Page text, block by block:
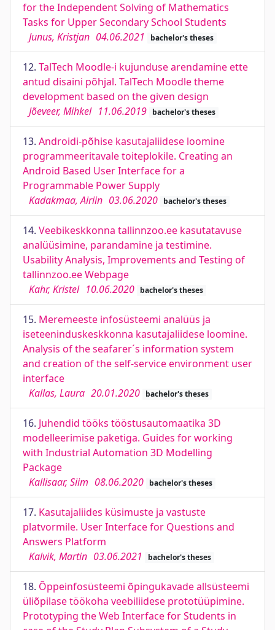
for the Independent Solving of Mathematics
Tasks for Upper Secondary School Students
Junus, Kristjan 04.06.2021 bachelor's theses
12. TalTech Moodle-i kujunduse arendamine ette
antud disaini põhjal. TalTech Moodle theme
development based on the given design
Jõeveer, Mihkel 11.06.2019 bachelor's theses
13. Androidi-põhise kasutajaliidese loomine
programmeeritavale toiteplokile. Creating an
Android Based User Interface for a
Programmable Power Supply
Kadakmaa, Airiin 03.06.2020 bachelor's theses
14. Veebikeskkonna tallinnzoo.ee kasutatavuse
analüüsimine, parandamine ja testimine.
Usability Analysis, Improvements and Testing of
tallinnzoo.ee Webpage
Kahr, Kristel 10.06.2020 bachelor's theses
15. Meremeeste infosüsteemi analüüs ja
iseteeninduskeskkonna kasutajaliidese loomine.
Analysis of the seafarer´s information system
and creation of the self-service environment user
interface
Kallas, Laura 20.01.2020 bachelor's theses
16. Juhendid tööks tööstusautomaatika 3D
modelleerimise paketiga. Guides for working
with Industrial Automation 3D Modelling
Package
Kallisaar, Siim 08.06.2020 bachelor's theses
17. Kasutajaliides küsimuste ja vastuste
platvormile. User Interface for Questions and
Answers Platform
Kalvik, Martin 03.06.2021 bachelor's theses
18. Õppeinfosüsteemi õpingukavade allsüsteemi
üliõpilase töökoha veebiliidese prototüüpimine.
Prototyping the Web Interface for Students in